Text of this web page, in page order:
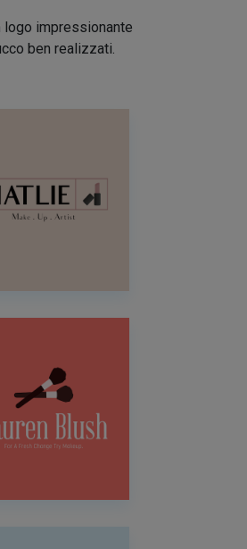
logo impressionante
ben realizzati.